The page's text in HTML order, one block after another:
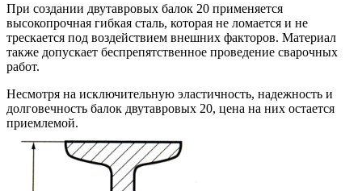
При создании двутавровых балок 20 применяется
высокопрочная гибкая сталь, которая не ломается и не
трескается под воздействием внешних факторов. Материал
также допускает беспрепятственное проведение сварочных
работ.
Несмотря на исключительную эластичность, надежность и
долговечность балок двутавровых 20, цена на них остается
приемлемой.